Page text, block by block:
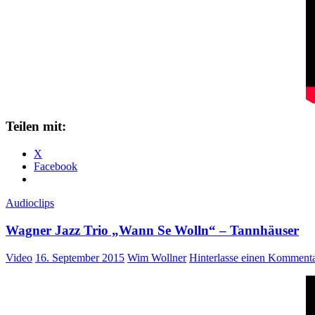
Teilen mit:
X
Facebook
Audioclips
Wagner Jazz Trio „Wann Se Wolln“ – Tannhäuser
Video 16. September 2015 Wim Wollner Hinterlasse einen